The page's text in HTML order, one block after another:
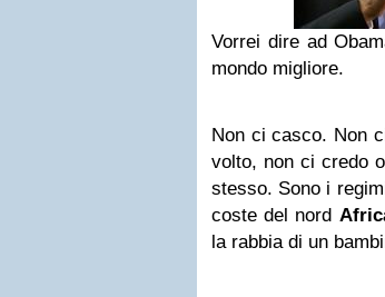
Vorrei dire ad
mondo migliore.
Non ci casco. Non
volto, non ci credo
stesso. Sono i
coste del nord
la rabbia di un